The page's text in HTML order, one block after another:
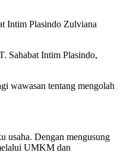
Intim Plasindo Zulviana
Sahabat Intim Plasindo,
wawasan tentang mengolah
usaha. Dengan mengusung
UMKM dan